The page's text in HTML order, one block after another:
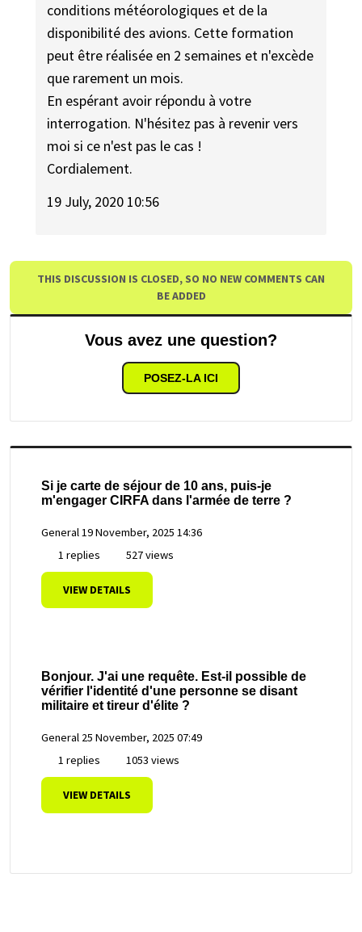
conditions météorologiques et de la
disponibilité des avions. Cette formation
peut être réalisée en 2 semaines et n'excède
que rarement un mois.
En espérant avoir répondu à votre
interrogation. N'hésitez pas à revenir vers
moi si ce n'est pas le cas !
Cordialement.
19 July, 2020 10:56
THIS DISCUSSION IS CLOSED, SO NO NEW COMMENTS CAN
BE ADDED
Vous avez une question?
POSEZ-LA ICI
Si je carte de séjour de 10 ans, puis-je
m'engager CIRFA dans l'armée de terre ?
General19 November, 2025 14:36
1 replies
527 views
VIEW DETAILS
Bonjour. J'ai une requête. Est-il possible de
vérifier l'identité d'une personne se disant
militaire et tireur d'élite ?
General 25 November, 2025 07:49
1 replies
1053 views
VIEW DETAILS